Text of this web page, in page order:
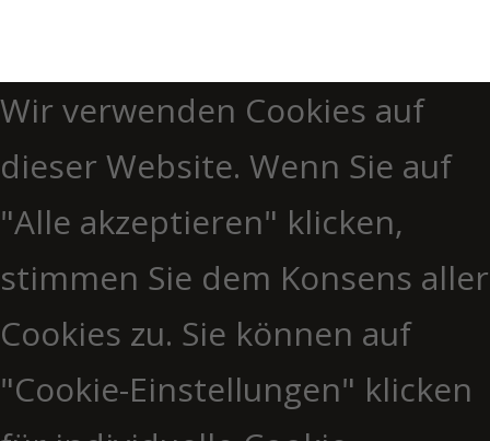
Wir verwenden Cookies auf
dieser Website. Wenn Sie auf
"Alle akzeptieren" klicken,
stimmen Sie dem Konsens aller
Cookies zu. Sie können auf
"Cookie-Einstellungen" klicken